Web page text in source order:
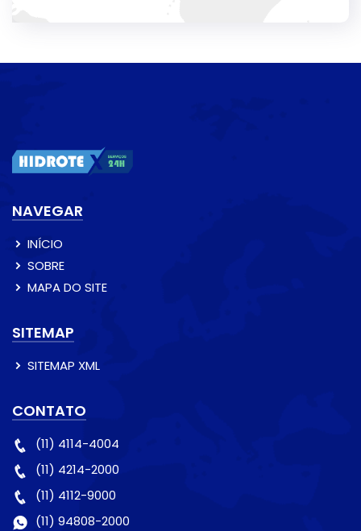
NAVEGAR
INÍCIO
SOBRE
MAPA DO SITE
SITEMAP
SITEMAP XML
CONTATO
(11) 4114-4004
(11) 4214-2000
(11) 4112-9000
(11) 94808-2000